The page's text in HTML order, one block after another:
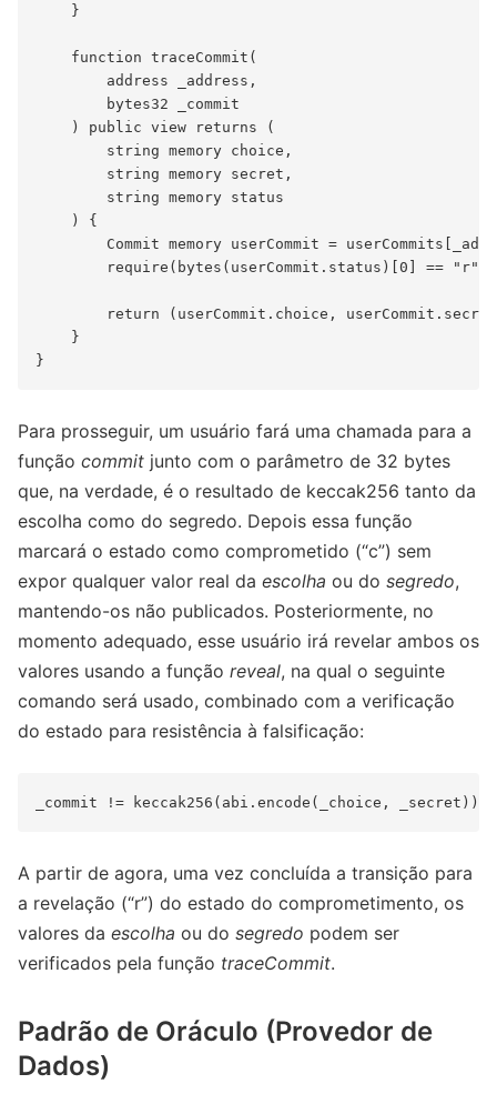
    }
    function traceCommit(
        address _address,
        bytes32 _commit
    ) public view returns (
        string memory choice,
        string memory secret,
        string memory status
    ) {
Commit memory userCommit =
        require(bytes(userCommit.status)[0] == "r");
return (userCommit.choice,
    }
Para prosseguir, um usuário fará uma chamada para a
função commit junto com o parâmetro de 32 bytes
que, na verdade, é o resultado de keccak256 tanto da
escolha como do segredo. Depois essa função
marcará o estado como comprometido (“c”) sem
expor qualquer valor real da escolha ou do segredo,
mantendo-os não publicados. Posteriormente, no
momento adequado, esse usuário irá revelar ambos os
valores usando a função reveal, na qual o seguinte
comando será usado, combinado com a verificação
do estado para resistência à falsificação:
A partir de agora, uma vez concluída a transição para
a revelação (“r”) do estado do comprometimento, os
valores da escolha ou do segredo podem ser
verificados pela função traceCommit.
Padrão de Oráculo (Provedor de
Dados)